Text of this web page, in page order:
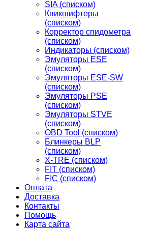
SIA (списком)
Квикшифтеры
(списком)
Корректор спидометра
(списком)
Индикаторы (списком)
Эмуляторы ESE
(списком)
Эмуляторы ESE-SW
(списком)
Эмуляторы PSE
(списком)
Эмуляторы STVE
(списком)
OBD Tool (списком)
Блинкеры BLP
(списком)
X-TRE (списком)
FIT (списком)
FIC (списком)
Оплата
Доставка
Контакты
Помощь
Карта сайта